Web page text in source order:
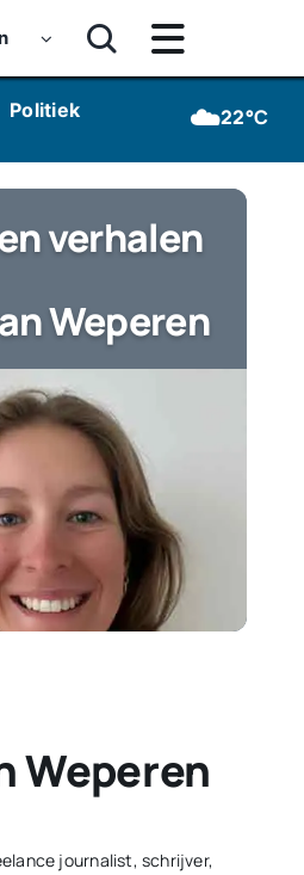
Toggle
Navigatie
‘De Werven’
Politiek Kunst & Cultuur
☁️22°C
verhalen
Weperen
Weperen
journalist, schrijver,